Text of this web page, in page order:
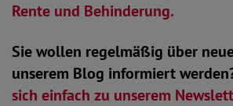
Rente und Behinderung.
Sie wollen regelmäßig über
unserem Blog informiert
sich einfach zu unserem